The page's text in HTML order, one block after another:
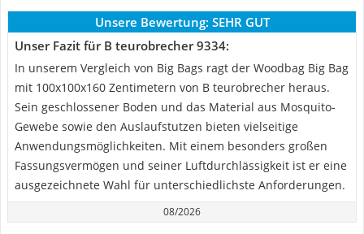
Unsere Bewertung: SEHR GUT
Unser Fazit für B teurobrecher 9334:
In unserem Vergleich von Big Bags ragt der Woodbag Big Bag
mit 100x100x160 Zentimetern von B teurobrecher heraus.
Sein geschlossener Boden und das Material aus Mosquito-
Gewebe sowie den Auslaufstutzen bieten vielseitige
Anwendungsmöglichkeiten. Mit einem besonders großen
Fassungsvermögen und seiner Luftdurchlässigkeit ist er eine
ausgezeichnete Wahl für unterschiedlichste Anforderungen.
08/2026